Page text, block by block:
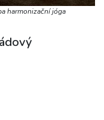
harmonizační jóga